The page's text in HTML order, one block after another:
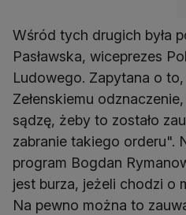
Wśród tych drugich była
Pasławska, wiceprezes
Ludowego. Zapytana o
Zełenskiemu
sądzę, żeby to zostało
zabranie takiego orderu".
program Bogdan
jest burza, jeżeli chodzi o
Na pewno można to